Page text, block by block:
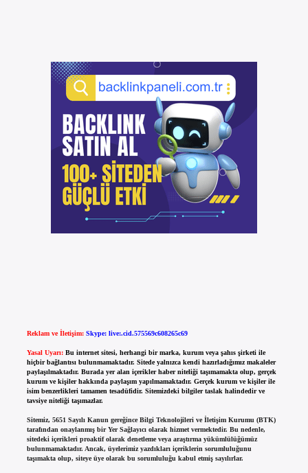
Reklam ve İletişim: Skype: live:.cid.575569c608265c69
Yasal Uyarı: Bu internet sitesi, herhangi bir marka, kurum veya şahıs şirketi ile
hiçbir bağlantısı bulunmamaktadır. Sitede yalnızca kendi hazırladığımız makaleler
paylaşılmaktadır. Burada yer alan içerikler haber niteliği taşımamakta olup, gerçek
kurum ve kişiler hakkında paylaşım yapılmamaktadır. Gerçek kurum ve kişiler ile
isim benzerlikleri tamamen tesadüfidir. Sitemizdeki bilgiler taslak halindedir ve
tavsiye niteliği taşımazlar.
Sitemiz, 5651 Sayılı Kanun gereğince Bilgi Teknolojileri ve İletişim Kurumu (BTK)
tarafından onaylanmış bir Yer Sağlayıcı olarak hizmet vermektedir. Bu nedenle,
sitedeki içerikleri proaktif olarak denetleme veya araştırma yükümlülüğümüz
bulunmamaktadır. Ancak, üyelerimiz yazdıkları içeriklerin sorumluluğunu
taşımakta olup, siteye üye olarak bu sorumluluğu kabul etmiş sayılırlar.